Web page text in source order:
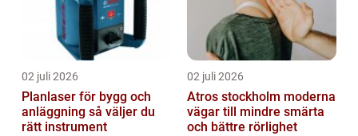
02 juli 2026
Planlaser för bygg och
anläggning så väljer du
rätt instrument
02 juli 2026
Atros stockholm moderna
vägar till mindre smärta
och bättre rörlighet